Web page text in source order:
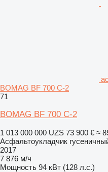
BOMAG BF 700 C-2
71
BOMAG BF 700 C-2
1 013 000 000 UZS 73 900 € ≈
Асфальтоукладчик
2017
7 876 м/ч
Мощность 94 кВт (128 л.с.)